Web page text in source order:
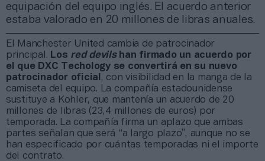
equipación del equipo inglés. El acuerdo anterior
estaba valorado en 20 millones de libras anuales.
El Manchester United cambia de patrocinador
principal. Los red devilshan firmado un acuerdo por
el que DXC Techology se convertirá en su nuevo
patrocinador oficial , con visibilidad en la manga de la
camiseta del equipo. La compañía estadounidense
sustituye a Kohler, que mantenía un acuerdo de 20
millones de libras (23,4 millones de euros) por
temporada. La compañía firma un aplazo que ambas
partes señalan que será “a largo plazo”, aunque no se
han especificado por cuántas temporadas ni el importe
del contrato.